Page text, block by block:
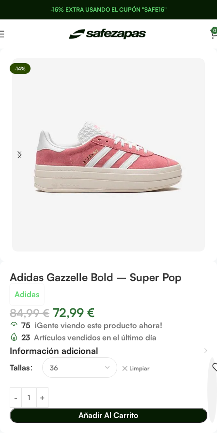
-15% EXTRA USANDO EL CUPÓN "SAFE15"
0
-14%
Adidas Gazzelle Bold – Super Pop
Adidas
84,99€ 72,99 €
75 ¡Gente viendo este producto ahora!
23 Artículos vendidos en el último día
Información adicional
Tallas Limpiar
Añadir Al Carrito